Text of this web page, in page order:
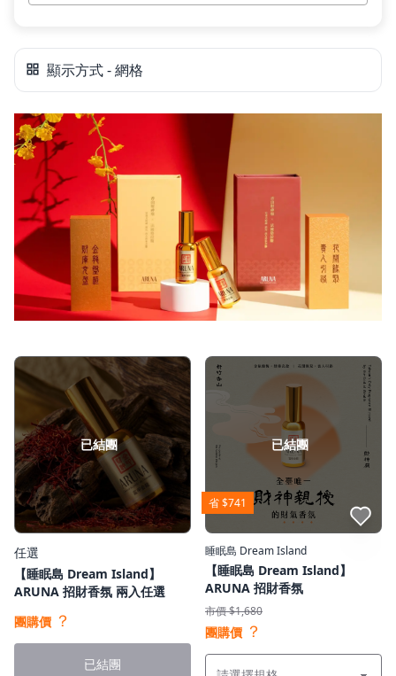
顯示方式 - 網格
已結團
任選
【睡眠島 Dream Island】
ARUNA 招財香氛 兩入任選
團購價 ？
已結團
省 $741
已結團
點我收藏
睡眠島 Dream Island
【睡眠島 Dream Island】
ARUNA 招財香氛
市價 $1,680
團購價 ？